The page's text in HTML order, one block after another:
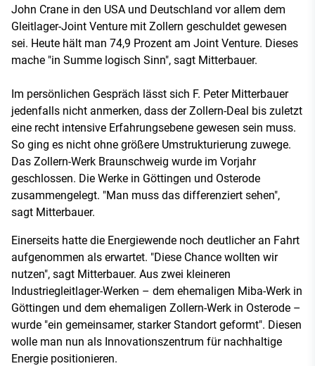
John Crane in den USA und Deutschland vor allem dem
Gleitlager-Joint Venture mit Zollern geschuldet gewesen
sei. Heute hält man 74,9 Prozent am Joint Venture. Dieses
mache "in Summe logisch Sinn", sagt Mitterbauer.
Im persönlichen Gespräch lässt sich F. Peter Mitterbauer
jedenfalls nicht anmerken, dass der Zollern-Deal bis zuletzt
eine recht intensive Erfahrungsebene gewesen sein muss.
So ging es nicht ohne größere Umstrukturierung zuwege.
Das Zollern-Werk Braunschweig wurde im Vorjahr
geschlossen. Die Werke in Göttingen und Osterode
zusammengelegt. "Man muss das differenziert sehen",
sagt Mitterbauer.
Einerseits hatte die Energiewende noch deutlicher an Fahrt
aufgenommen als erwartet. "Diese Chance wollten wir
nutzen", sagt Mitterbauer. Aus zwei kleineren
Industriegleitlager-Werken – dem ehemaligen Miba-Werk in
Göttingen und dem ehemaligen Zollern-Werk in Osterode –
wurde "ein gemeinsamer, starker Standort geformt". Diesen
wolle man nun als Innovationszentrum für nachhaltige
Energie positionieren.